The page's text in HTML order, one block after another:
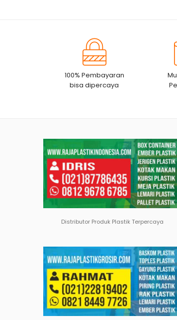
100% Pembayaran
bisa dipercaya
Distributor Produk Plastik Terpercaya